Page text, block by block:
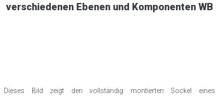
verschiedenen Ebenen und Komponenten WB
Dieses Bild zeigt den vollständig montierten Sockel eines